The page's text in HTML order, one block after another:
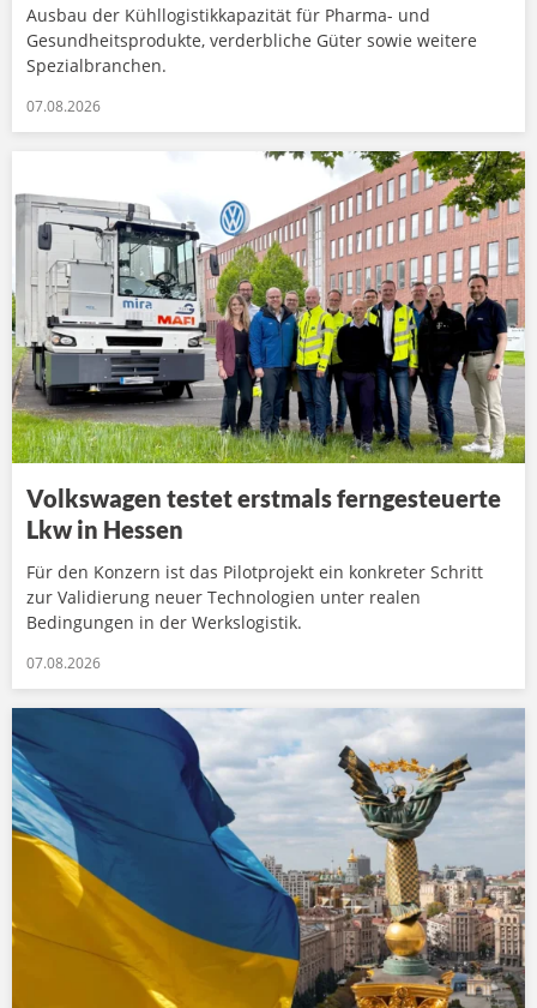
Ausbau der Kühllogistikkapazität für Pharma- und
Gesundheitsprodukte, verderbliche Güter sowie weitere
Spezialbranchen.
07.08.2026
Volkswagen testet erstmals ferngesteuerte
Lkw in Hessen
Für den Konzern ist das Pilotprojekt ein konkreter Schritt
zur Validierung neuer Technologien unter realen
Bedingungen in der Werkslogistik.
07.08.2026